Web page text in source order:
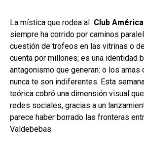
La mística que rodea al Club América
siempre ha corrido por caminos
cuestión de trofeos en las vitrinas o
cuenta por millones; es una identidad
antagonismo que generan: o los amas
nunca te son indiferentes. Esta
teórica cobró una dimensión visual
redes sociales, gracias a un
parece haber borrado las fronteras
Valdebebas.